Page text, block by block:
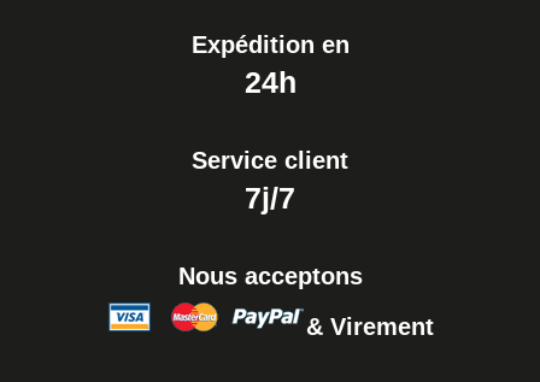
Expédition en
24h
Service client
7j/7
Nous acceptons
& Virement